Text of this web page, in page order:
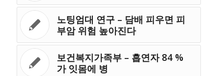
노팅엄대 연구 – 담배 피우면 피
부암 위험 높아진다
보건복지가족부 – 흡연자 84 %
가 잇몸에 병